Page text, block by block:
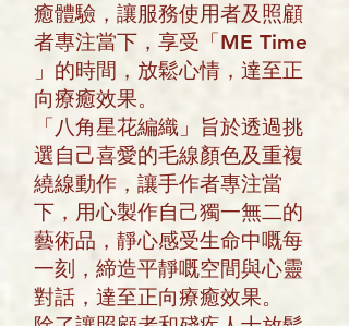
癒體驗，讓服務使用者及照顧
者專注當下，享受「ME Time
」的時間，放鬆心情，達至正
向療癒效果。
「八角星花編織」旨於透過挑
選自己喜愛的毛線顏色及重複
繞線動作，讓手作者專注當
下，用心製作自己獨一無二的
藝術品，靜心感受生命中嘅每
一刻，締造平靜嘅空間與心靈
對話，達至正向療癒效果。